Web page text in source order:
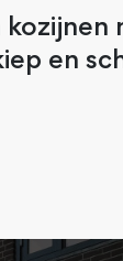
en